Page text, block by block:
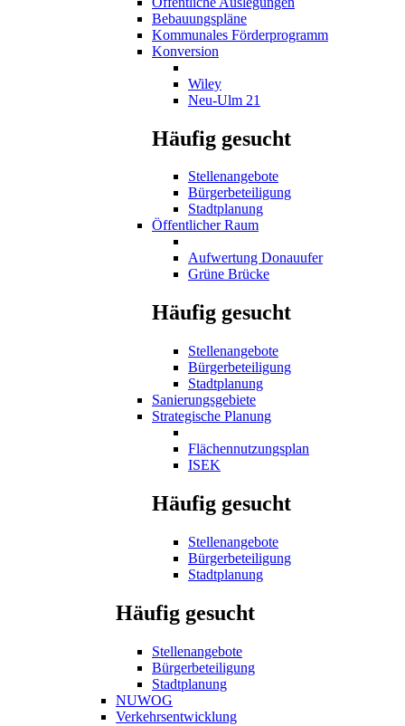
Bebauungspläne
Kommunales Förderprogramm
Konversion
Wiley
Neu-Ulm 21
Häufig gesucht
Stellenangebote
Bürgerbeteiligung
Stadtplanung
Öffentlicher Raum
Aufwertung Donauufer
Grüne Brücke
Häufig gesucht
Stellenangebote
Bürgerbeteiligung
Stadtplanung
Sanierungsgebiete
Strategische Planung
Flächennutzungsplan
ISEK
Häufig gesucht
Stellenangebote
Bürgerbeteiligung
Stadtplanung
Häufig gesucht
Stellenangebote
Bürgerbeteiligung
Stadtplanung
NUWOG
Verkehrsentwicklung